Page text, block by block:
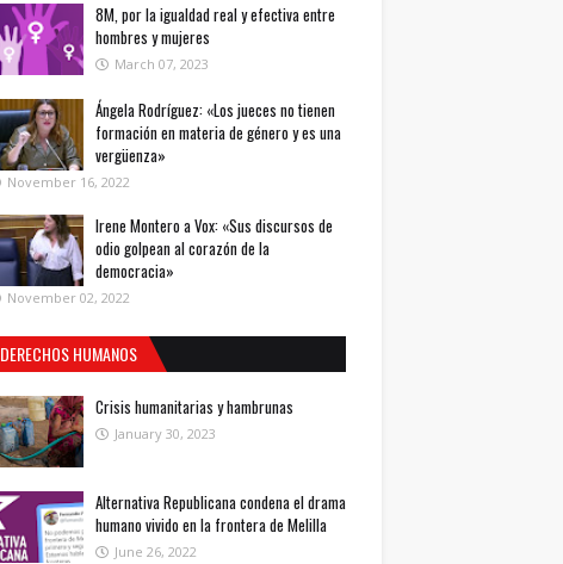
8M, por la igualdad real y efectiva entre
hombres y mujeres
March 07, 2023
Ángela Rodríguez: «Los jueces no tienen
formación en materia de género y es una
vergüenza»
November 16, 2022
Irene Montero a Vox: «Sus discursos de
odio golpean al corazón de la
democracia»
November 02, 2022
DERECHOS HUMANOS
Crisis humanitarias y hambrunas
January 30, 2023
Alternativa Republicana condena el drama
humano vivido en la frontera de Melilla
June 26, 2022